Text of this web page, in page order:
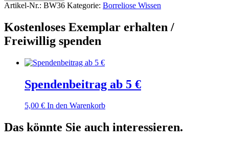
Artikel-Nr.: BW36 Kategorie: Borreliose Wissen
Kostenloses Exemplar erhalten /
Freiwillig spenden
Spendenbeitrag ab 5 €
5,00 € In den Warenkorb
Das könnte Sie auch interessieren.